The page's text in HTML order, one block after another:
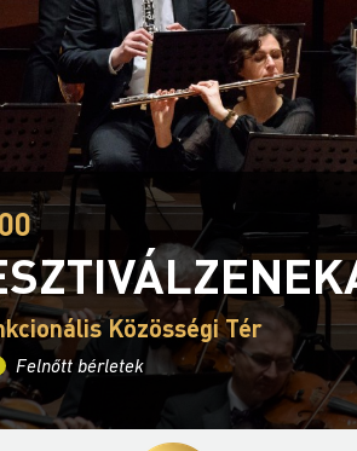
Közösségi Tér
Felnőtt bérletek